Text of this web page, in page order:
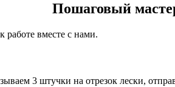
Пошаговый
работе вместе с нами.
3 штучки на отрезок лески,